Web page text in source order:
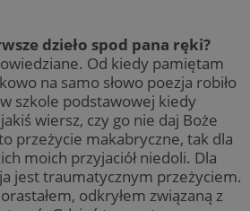
dzieło spod pana ręki?
Od kiedy pamiętam
na samo słowo poezja robiło
w szkole podstawowej kiedy
wiersz, czy go nie daj Boże
przeżycie makabryczne, tak dla
moich przyjaciół niedoli. Dla
jest traumatycznym przeżyciem.
odkryłem związaną z